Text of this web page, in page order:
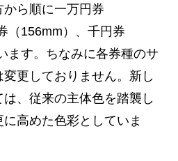
ら順に一万円券
（156mm）、千円券
ます。ちなみに各券種のサ
更しておりません。新し
、従来の主体色を踏襲し
高めた色彩としていま